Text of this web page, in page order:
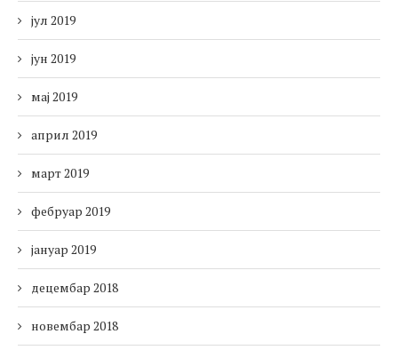
јул 2019
јун 2019
мај 2019
април 2019
март 2019
фебруар 2019
јануар 2019
децембар 2018
новембар 2018